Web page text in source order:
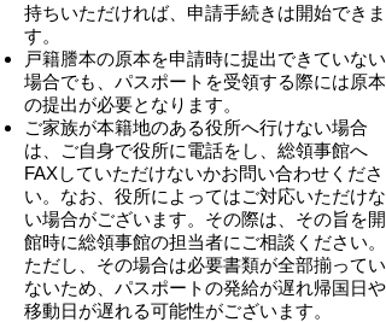
持ちいただければ、申請手続きは開始できま
す。
戸籍謄本の原本を申請時に提出できていない
場合でも、パスポートを受領する際には原本
の提出が必要となります。
ご家族が本籍地のある役所へ行けない場合
は、ご自身で役所に電話をし、総領事館へ
FAXしていただけないかお問い合わせくださ
い。なお、役所によってはご対応いただけな
い場合がございます。その際は、その旨を開
館時に総領事館の担当者にご相談ください。
ただし、その場合は必要書類が全部揃ってい
ないため、パスポートの発給が遅れ帰国日や
移動日が遅れる可能性がございます。